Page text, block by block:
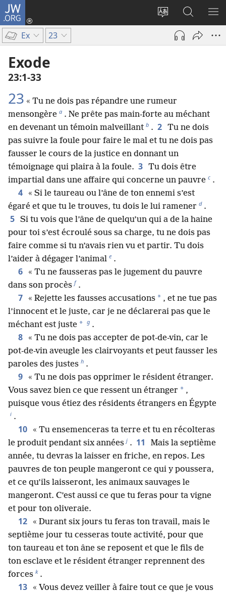
JW.ORG
Changer
langue
Se
connecter
sur
JW.ORG
Ex 23
Exode
23​:​1-33
23 « Tu ne dois pas répandre une rumeur
mensongère a . Ne prête pas main-forte au méchant
en devenant un témoin malveillant b . 2 Tu ne dois
pas suivre la foule pour faire le mal et tu ne dois pas
fausser le cours de la justice en donnant un
témoignage qui plaira à la foule. 3 Tu dois être
impartial dans une affaire qui concerne un pauvre c .
4
« Si le taureau ou l’âne de ton ennemi s’est
égaré et que tu le trouves, tu dois le lui ramener d .
5 Si tu vois que l’âne de quelqu’un qui a de la haine
pour toi s’est écroulé sous sa charge, tu ne dois pas
faire comme si tu n’avais rien vu et partir. Tu dois
l’aider à dégager l’animal e .
6
« Tu ne fausseras pas le jugement du pauvre
dans son procès f .
7 « Rejette les fausses accusations * , et ne tue pas
l’innocent et le juste, car je ne déclarerai pas que le
méchant est juste * g .
8
« Tu ne dois pas accepter de pot-de-vin, car le
pot-de-vin aveugle les clairvoyants et peut fausser les
paroles des justes h .
9
« Tu ne dois pas opprimer le résident étranger.
Vous savez bien ce que ressent un étranger * ,
puisque vous étiez des résidents étrangers en Égypte
i .
10
« Tu ensemenceras ta terre et tu en récolteras
le produit pendant six années j . 11
Mais la septième
année, tu devras la laisser en friche, en repos. Les
pauvres de ton peuple mangeront ce qui y poussera,
et ce qu’ils laisseront, les animaux sauvages le
mangeront. C’est aussi ce que tu feras pour ta vigne
et pour ton oliveraie.
12
« Durant six jours tu feras ton travail, mais le
septième jour tu cesseras toute activité, pour que
ton taureau et ton âne se reposent et que le fils de
ton esclave et le résident étranger reprennent des
forces k .
13
« Vous devez veiller à faire tout ce que je vous